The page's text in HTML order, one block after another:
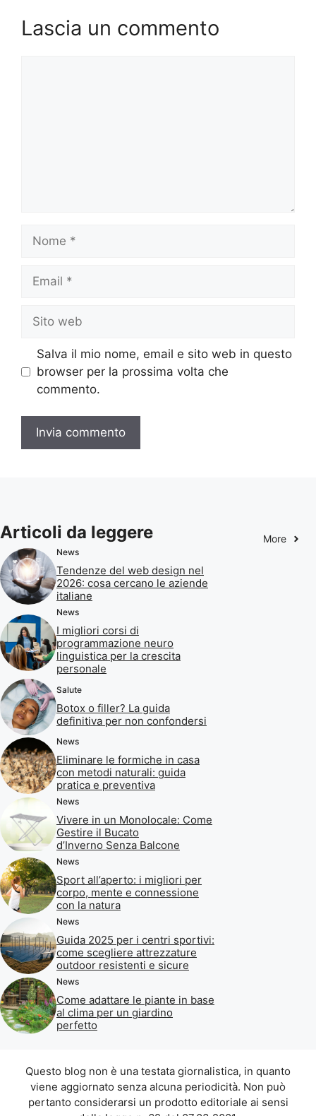
Lascia un commento
web
Salva il mio nome, email e sito web in questo
browser per la prossima volta che
commento.
Articoli da leggere More
News
Tendenze del web design nel
2026: cosa cercano le aziende
italiane
News
I migliori corsi di
programmazione neuro
linguistica per la crescita
personale
Salute
Botox o filler? La guida
definitiva per non confondersi
News
Eliminare le formiche in casa
con metodi naturali: guida
pratica e preventiva
News
Vivere in un Monolocale: Come
Gestire il Bucato
d’Inverno Senza Balcone
News
Sport all’aperto: i migliori per
corpo, mente e connessione
con la natura
News
Guida 2025 per i centri sportivi:
come scegliere attrezzature
outdoor resistenti e sicure
News
Come adattare le piante in base
al clima per un giardino
perfetto
Questo blog non è una testata giornalistica, in quanto
viene aggiornato senza alcuna periodicità. Non può
pertanto considerarsi un prodotto editoriale ai sensi